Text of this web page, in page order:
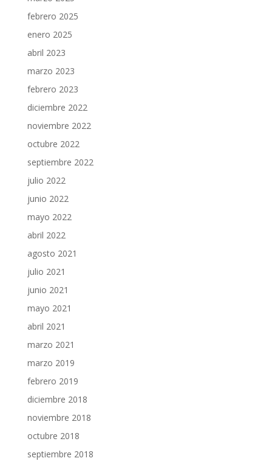
febrero 2025
enero 2025
abril 2023
marzo 2023
febrero 2023
diciembre 2022
noviembre 2022
octubre 2022
septiembre 2022
julio 2022
junio 2022
mayo 2022
abril 2022
agosto 2021
julio 2021
junio 2021
mayo 2021
abril 2021
marzo 2021
marzo 2019
febrero 2019
diciembre 2018
noviembre 2018
octubre 2018
septiembre 2018